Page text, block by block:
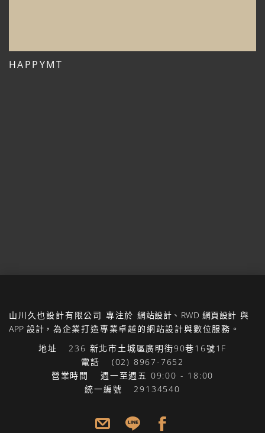
HAPPYMT
山川久也設計有限公司 專注於網站設計 、 RWD 網頁設計 與
APP 設計 ，為企業打造專業卓越的網站設計與數位服務。
地址
236 新北市土城區廣明街90巷16號1F
電話
(02) 8967-7652
營業時間
週一至週五 09:00 - 18:00
統一編號
29134540